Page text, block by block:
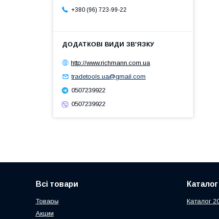
+380 (96) 723-99-22
http://www.richmann.com.ua
tradetools.ua@gmail.com
0507239922
0507239922
Всі товари
Товары
Акции
Каталог
Каталог